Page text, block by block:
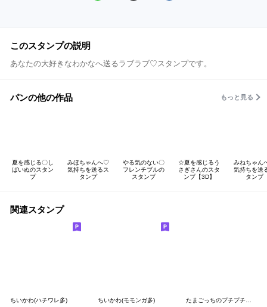
このスタンプの説明
あなたの大好きなわかなへ送るラブラブ♡スタンプです。
パンの他の作品 もっと見る
夏を感じる〇し
ばいぬのスタン
プ
みほちゃんへ♡
気持ちを送るス
タンプ
やる気のない〇
フレンチブルの
スタンプ
☆夏を感じるう
さぎさんのスタ
ンプ【3D】
みねちゃん
気持ちを送
タンプ
関連スタンプ
ちいかわ(ハチワレ多) ちいかわ(モモンガ多) たまごっちのプチプチおみせっち